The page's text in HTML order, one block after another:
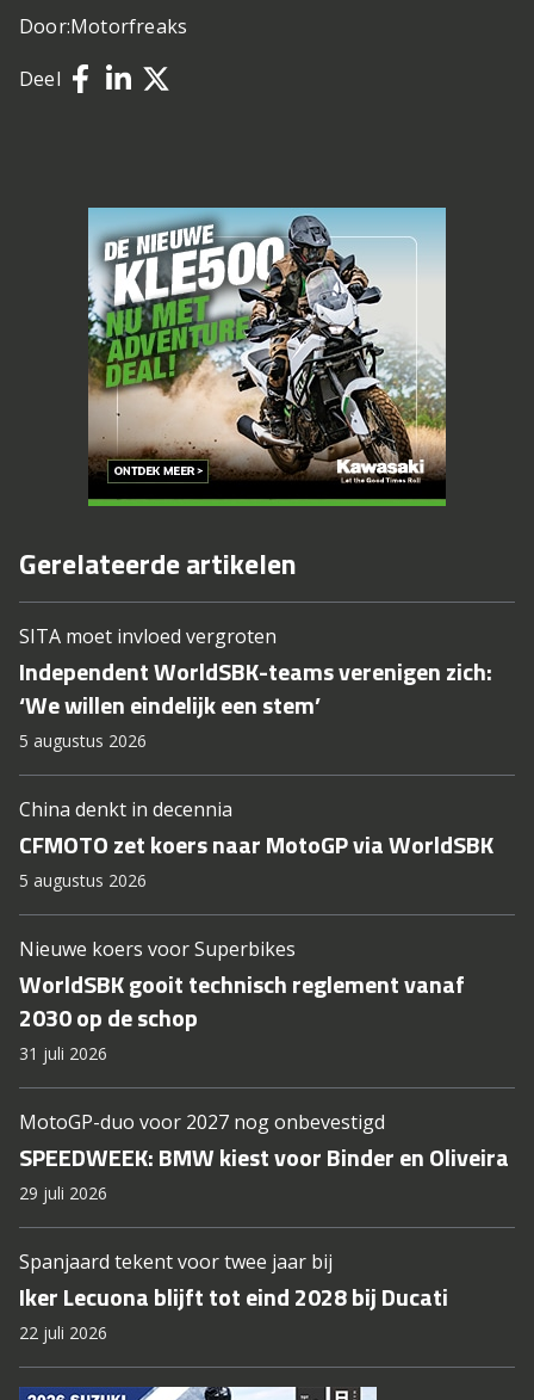
Door:Motorfreaks
Deel
Gerelateerde artikelen
SITA moet invloed vergroten
Independent WorldSBK-teams verenigen zich:
‘We willen eindelijk een stem’
5 augustus 2026
China denkt in decennia
CFMOTO zet koers naar MotoGP via WorldSBK
5 augustus 2026
Nieuwe koers voor Superbikes
WorldSBK gooit technisch reglement vanaf
2030 op de schop
31 juli 2026
MotoGP-duo voor 2027 nog onbevestigd
SPEEDWEEK: BMW kiest voor Binder en Oliveira
29 juli 2026
Spanjaard tekent voor twee jaar bij
Iker Lecuona blijft tot eind 2028 bij Ducati
22 juli 2026